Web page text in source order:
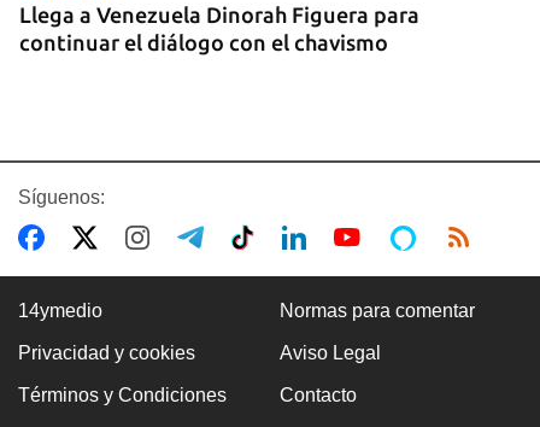
Llega a Venezuela Dinorah Figuera para
continuar el diálogo con el chavismo
INTELIGENCIA
Síguenos:
14ymedio Normas para comentar
Privacidad y cookies Aviso Legal
Términos y Condiciones Contacto